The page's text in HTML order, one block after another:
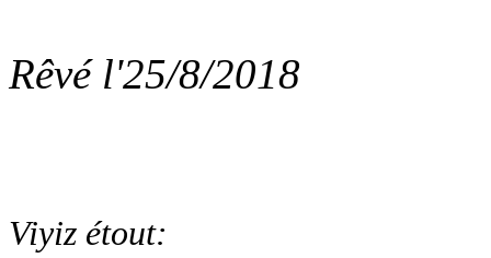
Rêvé l'25/8/2018
Viyiz étout: